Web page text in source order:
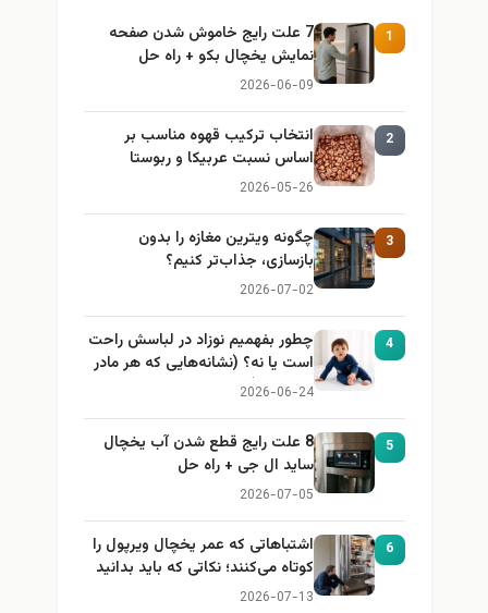
1
7 علت رایج خاموش شدن صفحه
نمایش یخچال بکو + راه حل
2026-06-09
2
انتخاب ترکیب قهوه مناسب بر
اساس نسبت عربیکا و ربوستا
2026-05-26
3
چگونه ویترین مغازه را بدون
بازسازی، جذاب‌تر کنیم؟
2026-07-02
4
چطور بفهمیم نوزاد در لباسش راحت
است یا نه؟ (نشانه‌هایی که هر مادر
باید بداند)
2026-06-24
5
8 علت رایج قطع شدن آب یخچال
ساید ال جی + راه حل
2026-07-05
6
اشتباهاتی که عمر یخچال ویرپول را
کوتاه می‌کنند؛ نکاتی که باید بدانید
2026-07-13